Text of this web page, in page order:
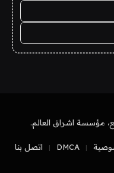
مؤسسة اشراق العالم.
DMCA اتصل بنا